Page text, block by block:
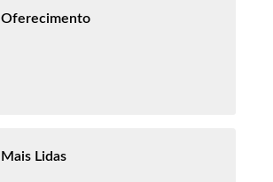
Oferecimento
Mais Lidas